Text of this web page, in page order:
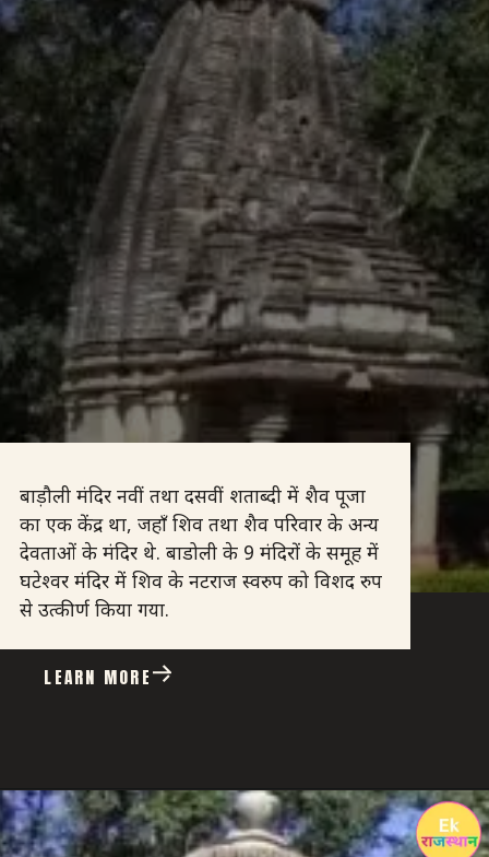
बाड़ौली मंदिर नवीं तथा दसवीं शताब्दी में शैव पूजा
का एक केंद्र था, जहाँ शिव तथा शैव परिवार के अन्य
देवताओं के मंदिर थे. बाडोली के 9 मंदिरों के समूह में
घटेश्वर मंदिर में शिव के नटराज स्वरुप को विशद रुप
से उत्कीर्ण किया गया.
LEARN MORE